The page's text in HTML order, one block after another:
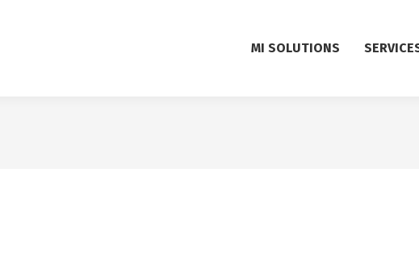
MI SOLUTIONS